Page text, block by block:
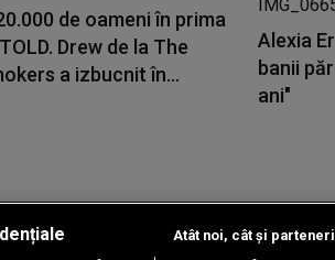
de oameni în prima
Drew de la The
a izbucnit în...
Alexia
banii
ani"
Copyright © 2026 / DIGI
Atât noi, cât și